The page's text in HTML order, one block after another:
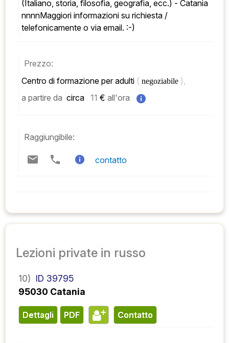
(Italiano, storia, filosofia, geografia, ecc.) - Catania
nnnnMaggiori informazioni su richiesta /
telefonicamente o via email. :-)
Prezzo:
Centro di formazione per adulti ( negoziabile ),
a partire da circa 11 € all'ora
Raggiungibile:
contatto
Lezioni private in russo
10) ID 39795
95030 Catania
Dettagli PDF contatto